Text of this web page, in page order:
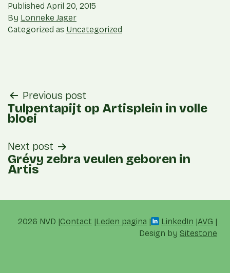
Published April 20, 2015
By Lonneke Jager
Categorized as Uncategorized
post
navigation
Previous post
Tulpentapijt op Artisplein in volle
bloei
Next post
Grévy zebra veulen geboren in
Artis
2026 NVD Contact Leden pagina LinkedIn AVG
Design by Sitestone